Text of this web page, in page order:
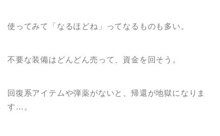
使ってみて「なるほどね」ってなるものも多い。
不要な装備はどんどん売って、資金を回そう。
回復系アイテムや弾薬がないと、帰還が地獄になりま
す…。